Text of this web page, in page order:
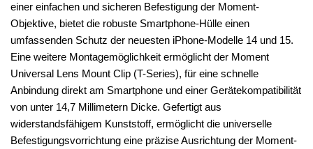
einer einfachen und sicheren Befestigung der Moment-
Objektive, bietet die robuste Smartphone-Hülle einen
umfassenden Schutz der neuesten iPhone-Modelle 14 und 15.
Eine weitere Montagemöglichkeit ermöglicht der Moment
Universal Lens Mount Clip (T-Series), für eine schnelle
Anbindung direkt am Smartphone und einer Gerätekompatibilität
von unter 14,7 Millimetern Dicke. Gefertigt aus
widerstandsfähigem Kunststoff, ermöglicht die universelle
Befestigungsvorrichtung eine präzise Ausrichtung der Moment-